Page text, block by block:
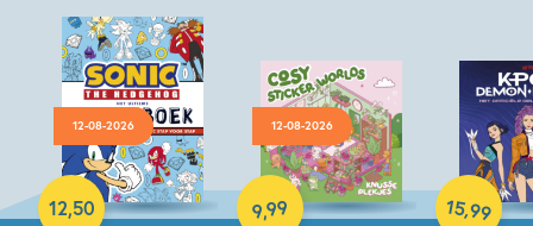
12-08-2026
12,50
Paperback
12-08-2026
9,99
Paperback
15,99
Paperback